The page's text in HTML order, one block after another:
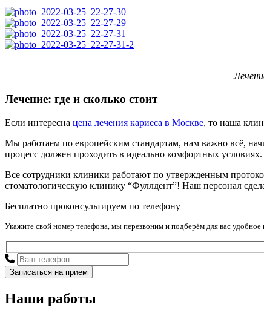
Лечение: где и сколько стоит
Если интересна цена лечения кариеса в Москве, то наша
Мы работаем по европейским стандартам, нам важно всё,
процесс должен проходить в идеально комфортных
Все сотрудники клиники работают по утвержденным
стоматологическую клинику “Фуллдент”! Наш персонал
Бесплатно проконсультируем по телефону
Укажите свой номер телефона, мы перезвоним и подберём для вас удобное
Наши работы